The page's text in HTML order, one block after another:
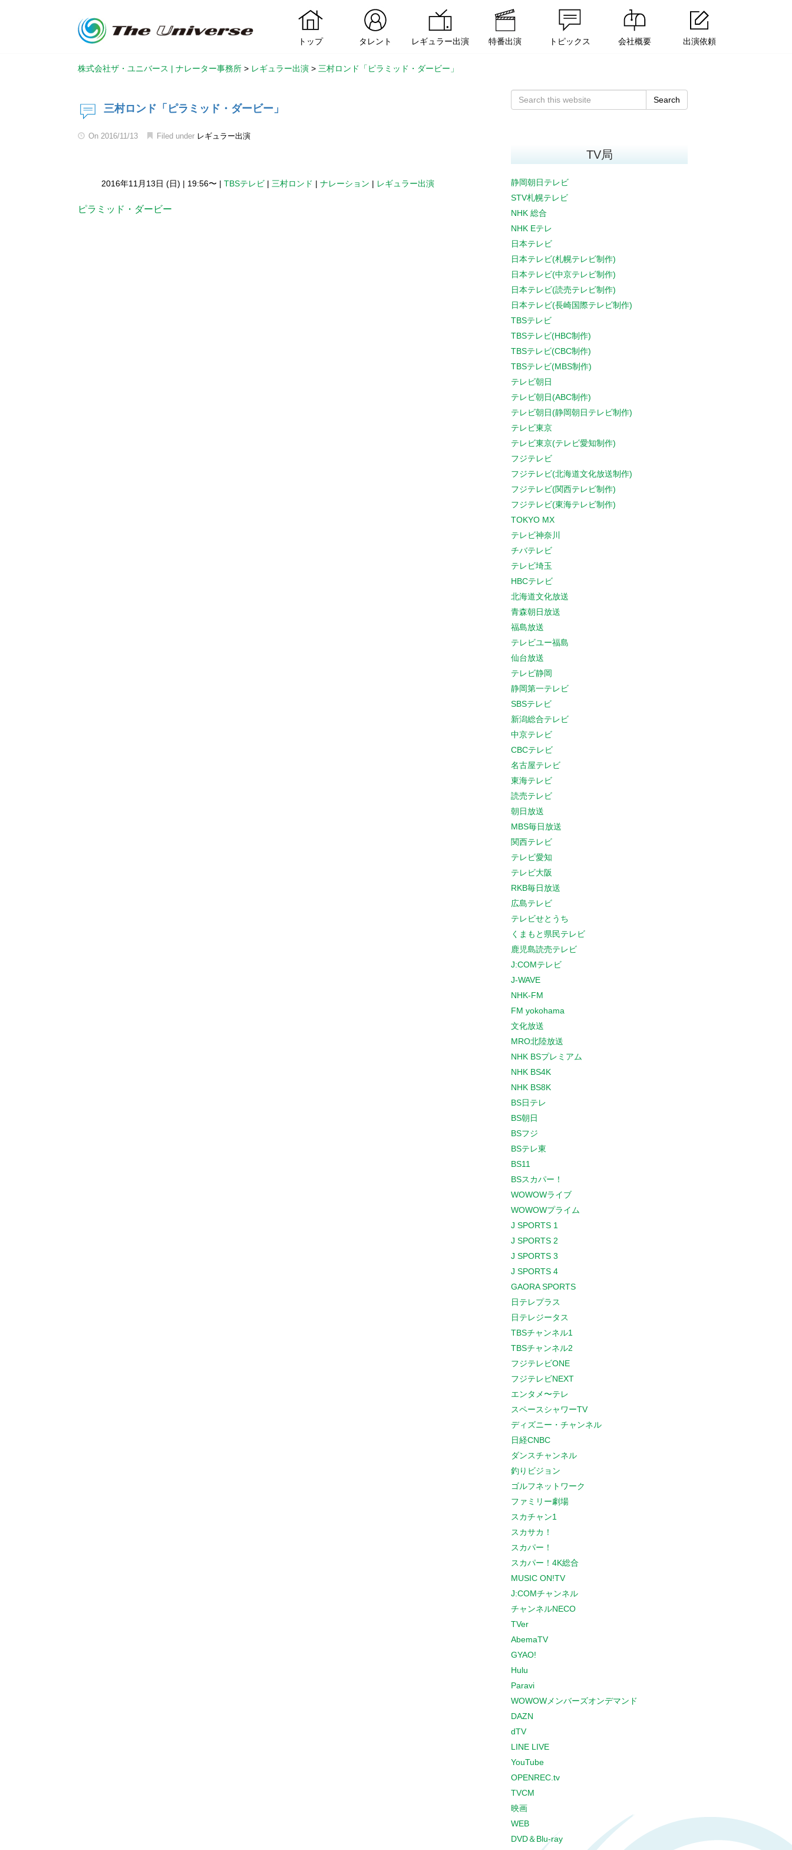
トップ タレント レギュラー出演 特番出演 トピックス 会社概要 出演依頼
株式会社ザ・ユニバース | ナレーター事務所 > レギュラー出演 > 三村ロンド「ピラミッド・ダービー」
三村ロンド「ピラミッド・ダービー」
On 2016/11/13 Filed under レギュラー出演
2016年11月13日 (日) | 19:56〜 | TBSテレビ | 三村ロンド | ナレーション | レギュラー出演
ピラミッド・ダービー
Search
TV局
静岡朝日テレビ
STV札幌テレビ
NHK 総合
NHK Eテレ
日本テレビ
日本テレビ(札幌テレビ制作)
日本テレビ(中京テレビ制作)
日本テレビ(読売テレビ制作)
日本テレビ(長崎国際テレビ制作)
TBSテレビ
TBSテレビ(HBC制作)
TBSテレビ(CBC制作)
TBSテレビ(MBS制作)
テレビ朝日
テレビ朝日(ABC制作)
テレビ朝日(静岡朝日テレビ制作)
テレビ東京
テレビ東京(テレビ愛知制作)
フジテレビ
フジテレビ(北海道文化放送制作)
フジテレビ(関西テレビ制作)
フジテレビ(東海テレビ制作)
TOKYO MX
テレビ神奈川
チバテレビ
テレビ埼玉
HBCテレビ
北海道文化放送
青森朝日放送
福島放送
テレビユー福島
仙台放送
テレビ静岡
静岡第一テレビ
SBSテレビ
新潟総合テレビ
中京テレビ
CBCテレビ
名古屋テレビ
東海テレビ
読売テレビ
朝日放送
MBS毎日放送
関西テレビ
テレビ愛知
テレビ大阪
RKB毎日放送
広島テレビ
テレビせとうち
くまもと県民テレビ
鹿児島読売テレビ
J:COMテレビ
J-WAVE
NHK-FM
FM yokohama
文化放送
MRO北陸放送
NHK BSプレミアム
NHK BS4K
NHK BS8K
BS日テレ
BS朝日
BSフジ
BSテレ東
BS11
BSスカパー！
WOWOWライブ
WOWOWプライム
J SPORTS 1
J SPORTS 2
J SPORTS 3
J SPORTS 4
GAORA SPORTS
日テレプラス
日テレジータス
TBSチャンネル1
TBSチャンネル2
フジテレビONE
フジテレビNEXT
エンタメ〜テレ
スペースシャワーTV
ディズニー・チャンネル
日経CNBC
ダンスチャンネル
釣りビジョン
ゴルフネットワーク
ファミリー劇場
スカチャン1
スカサカ！
スカパー！
スカパー！4K総合
MUSIC ON!TV
J:COMチャンネル
チャンネルNECO
TVer
AbemaTV
GYAO!
Hulu
Paravi
WOWOWメンバーズオンデマンド
DAZN
dTV
LINE LIVE
YouTube
OPENREC.tv
TVCM
映画
WEB
DVD＆Blu-ray